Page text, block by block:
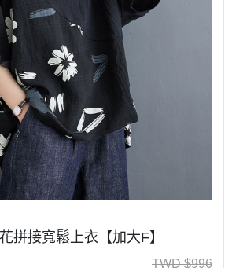
拼接寬鬆上衣【加大F】
TWD $996